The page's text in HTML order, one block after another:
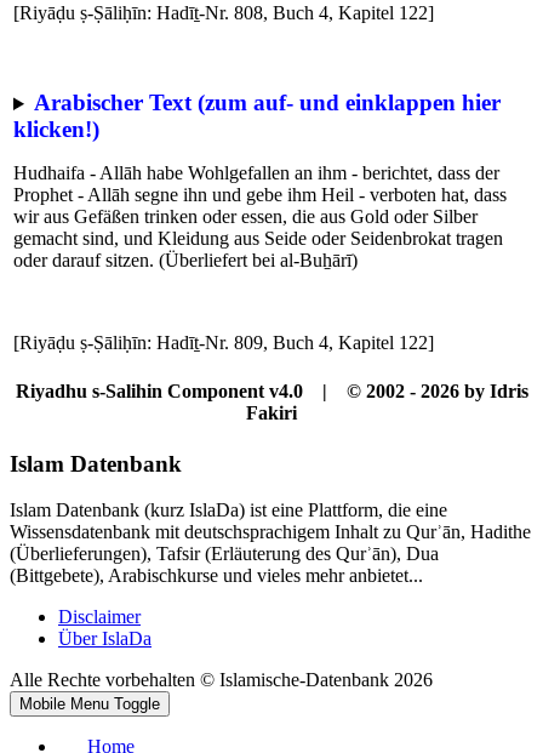
[Riyāḍu ṣ-Ṣāliḥīn: Hadīṯ-Nr. 808, Buch 4, Kapitel 122]
Arabischer Text (zum auf- und einklappen hier
klicken!)
Hudhaifa - Allāh habe Wohlgefallen an ihm - berichtet, dass der
Prophet - Allāh segne ihn und gebe ihm Heil - verboten hat, dass
wir aus Gefäßen trinken oder essen, die aus Gold oder Silber
gemacht sind, und Kleidung aus Seide oder Seidenbrokat tragen
oder darauf sitzen. (Überliefert bei al-Buẖārī)
[Riyāḍu ṣ-Ṣāliḥīn: Hadīṯ-Nr. 809, Buch 4, Kapitel 122]
Riyadhu s-Salihin Component v4.0 | © 2002 - 2026 by Idris
Fakiri
Islam Datenbank
Islam Datenbank (kurz IslaDa) ist eine Plattform, die eine
Wissensdatenbank mit deutschsprachigem Inhalt zu Qurʾān, Hadithe
(Überlieferungen), Tafsir (Erläuterung des Qurʾān), Dua
(Bittgebete), Arabischkurse und vieles mehr anbietet...
Disclaimer
Über IslaDa
Alle Rechte vorbehalten © Islamische-Datenbank 2026
Mobile Menu Toggle
Home